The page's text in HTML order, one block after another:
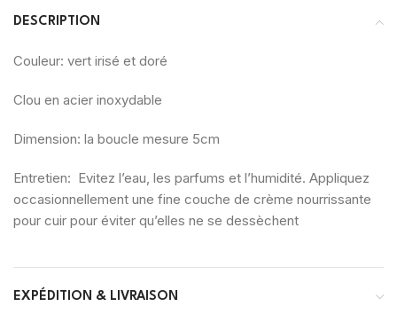
DESCRIPTION
Couleur: vert irisé et doré
Clou en acier inoxydable
Dimension: la boucle mesure 5cm
Entretien: Evitez l’eau, les parfums et l’humidité. Appliquez
occasionnellement une fine couche de crème nourrissante
pour cuir pour éviter qu’elles ne se dessèchent
EXPÉDITION & LIVRAISON